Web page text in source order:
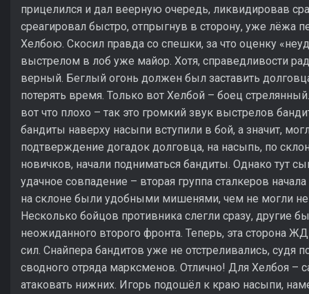
прицелился и дал веерную очередь, ликвидировав
среагировал быстро, отпрыгнув в сторону, уже лёжа
Хелбою. Скосил правда со спешки, за что оценку
выстрелом в лоб уже майор. Хотя, справедливости
верный. Беглый огонь должен был заставить
потерять время. Только вот Хелбой – боец
вот что плохо – так это громкий звук выстрелов
бандиты наверху насыпи вступили в бой, а значит,
подтверждение догадок долговца, на насыпь, по
новичков, начали подниматься бандиты. Однако тут
удачное совпадение – вторая группа сталкеров
на склоне были удобными мишенями, чем не могли не
Несколько бойцов противника слегли сразу, другие
неожиданного второго фронта. Теперь, эта сторона
сил. Снайпера бандитов уже не отстреливались,
сводного отряда марксменов. Отлично! Для Хелбоя –
атаковать нижних. Игорь подошёл к краю насыпи,